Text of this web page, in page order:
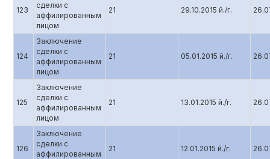
123
сделки с
аффилированным
лицом
21 29.10.2015 й./г.
124
Заключение
сделки с
аффилированным
лицом
21 05.01.2015 й./г.
125
Заключение
сделки с
аффилированным
лицом
21 13.01.2015 й./г.
126
Заключение
сделки с
аффилированным
21 12.01.2015 й./г.